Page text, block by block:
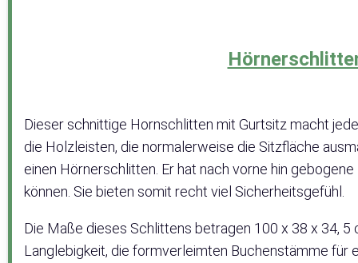
Dieser schnittige Hornschlitten mit Gurtsitz macht
die Holzleisten, die normalerweise die Sitzfläche
einen Hörnerschlitten. Er hat nach vorne hin
können. Sie bieten somit recht viel Sicherheitsgefühl.
Die Maße dieses Schlittens betragen 100 x 38 x 34,
Langlebigkeit, die formverleimten Buchenstämme für